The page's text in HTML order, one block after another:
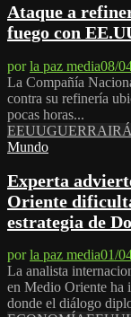
Ataque a
fuego con
porla paz media08/
La Compañía
contra su refinería
pocas horas...
EEUUGUERRA
Mundo
Experta
Oriente
estrategia de
porla paz media01/
La analista
en Medio Oriente ha
donde el diálogo